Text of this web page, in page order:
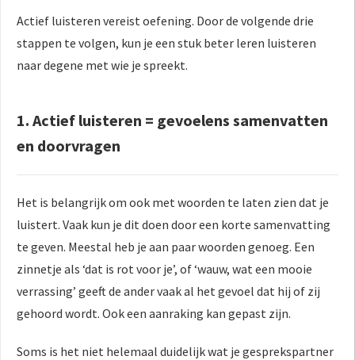
Actief luisteren vereist oefening. Door de volgende drie
stappen te volgen, kun je een stuk beter leren luisteren
naar degene met wie je spreekt.
1. Actief luisteren = gevoelens samenvatten
en doorvragen
Het is belangrijk om ook met woorden te laten zien dat je
luistert. Vaak kun je dit doen door een korte samenvatting
te geven. Meestal heb je aan paar woorden genoeg. Een
zinnetje als ‘dat is rot voor je’, of ‘wauw, wat een mooie
verrassing’ geeft de ander vaak al het gevoel dat hij of zij
gehoord wordt. Ook een aanraking kan gepast zijn.
Soms is het niet helemaal duidelijk wat je gesprekspartner